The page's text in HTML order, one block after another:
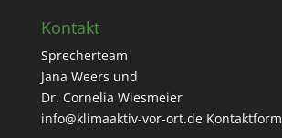
Kontakt
Sprecherteam
Jana Weers und
Dr. Cornelia Wiesmeier
info@klimaaktiv-vor-ort.de